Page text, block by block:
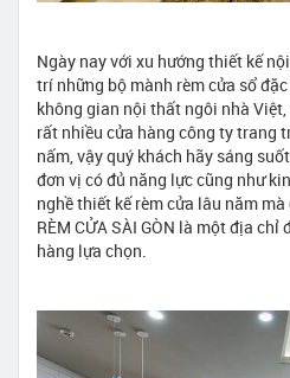
Ngày nay với xu hướng thiết kế
trí những bộ mành rèm cửa sổ
không gian nội thất ngôi nhà
rất nhiều cửa hàng công ty trang
nấm, vậy quý khách hãy sáng
đơn vị có đủ năng lực cũng như
nghề thiết kế rèm cửa lâu năm
RÈM CỬA SÀI GÒN là một địa
hàng lựa chọn.